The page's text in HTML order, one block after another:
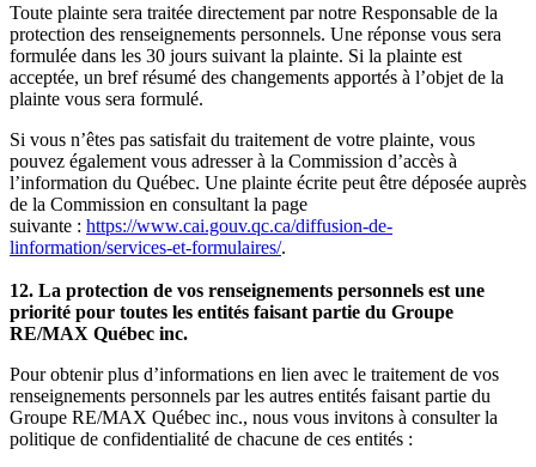
Toute plainte sera traitée directement par notre Responsable de la
protection des renseignements personnels. Une réponse vous sera
formulée dans les 30 jours suivant la plainte. Si la plainte est
acceptée, un bref résumé des changements apportés à l’objet de la
plainte vous sera formulé.
Si vous n’êtes pas satisfait du traitement de votre plainte, vous
pouvez également vous adresser à la Commission d’accès à
l’information du Québec. Une plainte écrite peut être déposée auprès
de la Commission en consultant la page
suivante : https://www.cai.gouv.qc.ca/diffusion-de-
linformation/services-et-formulaires/.
12. La protection de vos renseignements personnels est une
priorité pour toutes les entités faisant partie du Groupe
RE/MAX Québec inc.
Pour obtenir plus d’informations en lien avec le traitement de vos
renseignements personnels par les autres entités faisant partie du
Groupe RE/MAX Québec inc., nous vous invitons à consulter la
politique de confidentialité de chacune de ces entités :